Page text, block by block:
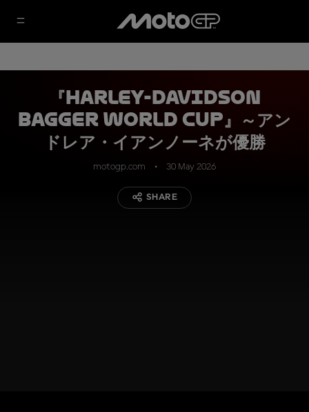
『Harley-Davidson
Bagger World Cup』～アン
ドレア・イアンノーネが優勝
motogp.com 30 May 2026
SHARE